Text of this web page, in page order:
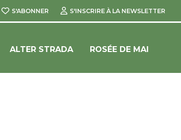
S'ABONNER S'INSCRIRE À LA NEWSLETTER
ALTER STRADA ROSÉE DE MAI